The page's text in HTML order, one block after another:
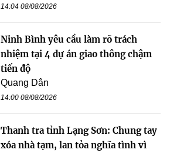
14:04 08/08/2026
Ninh Bình yêu cầu làm rõ trách
nhiệm tại 4 dự án giao thông chậm
tiến độ
Quang Dân
14:00 08/08/2026
Thanh tra tỉnh Lạng Sơn: Chung tay
xóa nhà tạm, lan tỏa nghĩa tình vì